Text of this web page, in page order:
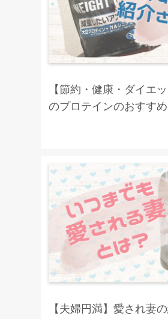
【節約・健康・ダイエ
のプロテインのおすすめ
【夫婦円満】愛され妻